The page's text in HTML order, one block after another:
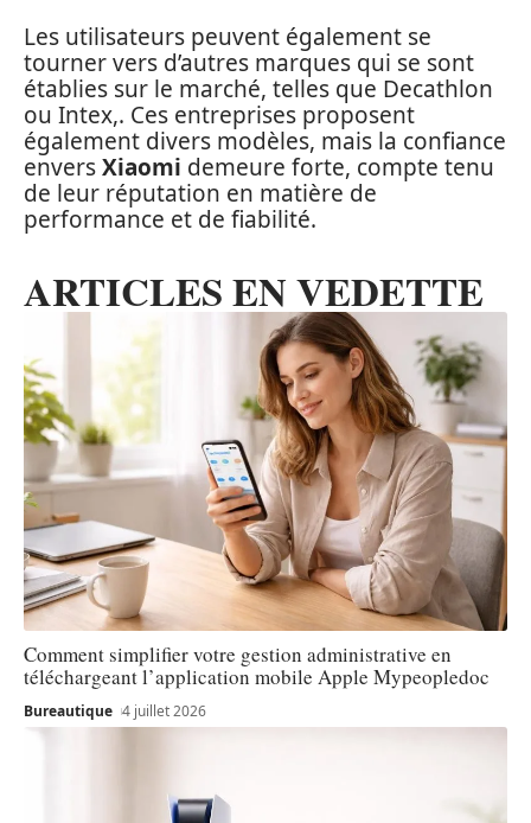
Les utilisateurs peuvent également se
tourner vers d’autres marques qui se sont
établies sur le marché, telles que Decathlon
ou Intex,. Ces entreprises proposent
également divers modèles, mais la confiance
enversXiaomi demeure forte, compte tenu
de leur réputation en matière de
performance et de fiabilité.
ARTICLES EN VEDETTE
Comment simplifier votre gestion administrative en
téléchargeant l’application mobile Apple Mypeopledoc
Bureautique 4 juillet 2026